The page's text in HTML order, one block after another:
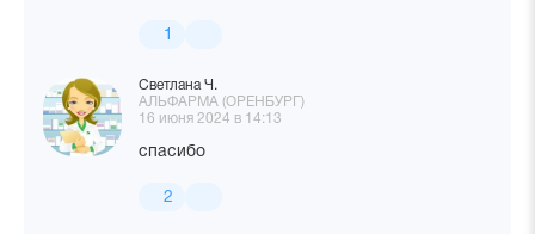
1
Светлана Ч.
АЛЬФАРМА (ОРЕНБУРГ)
16 июня 2024 в 14:13
спасибо
2